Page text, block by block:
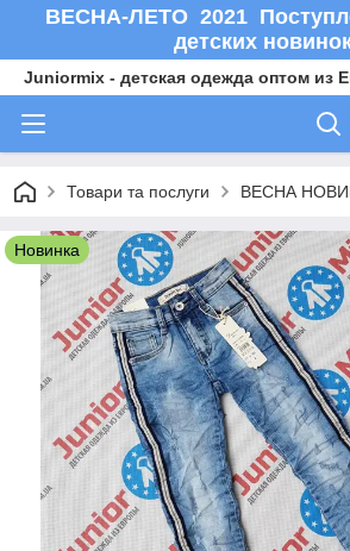
ВЕСНА-ЛЕТО 2021
детских
Juniormix - детская одежда оптом из
Товари та послуги ВЕСНА
Новинка